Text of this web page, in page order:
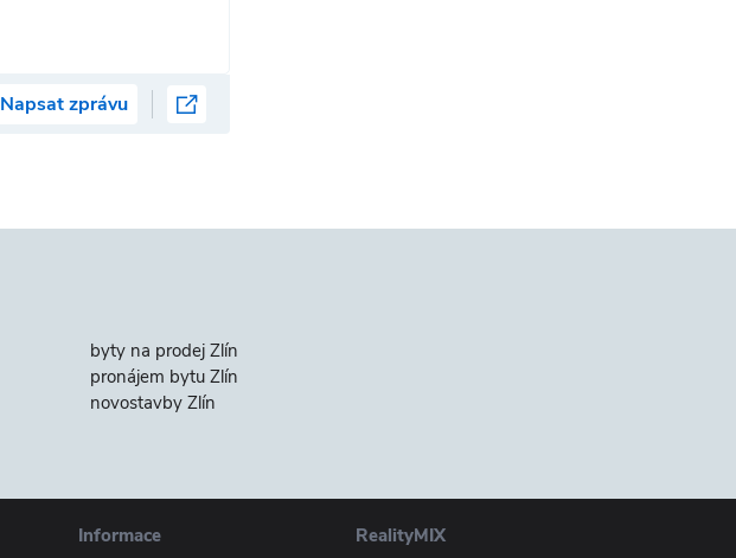
Napsat zprávu
byty na prodej Zlín
pronájem bytu Zlín
novostavby Zlín
Informace RealityMIX